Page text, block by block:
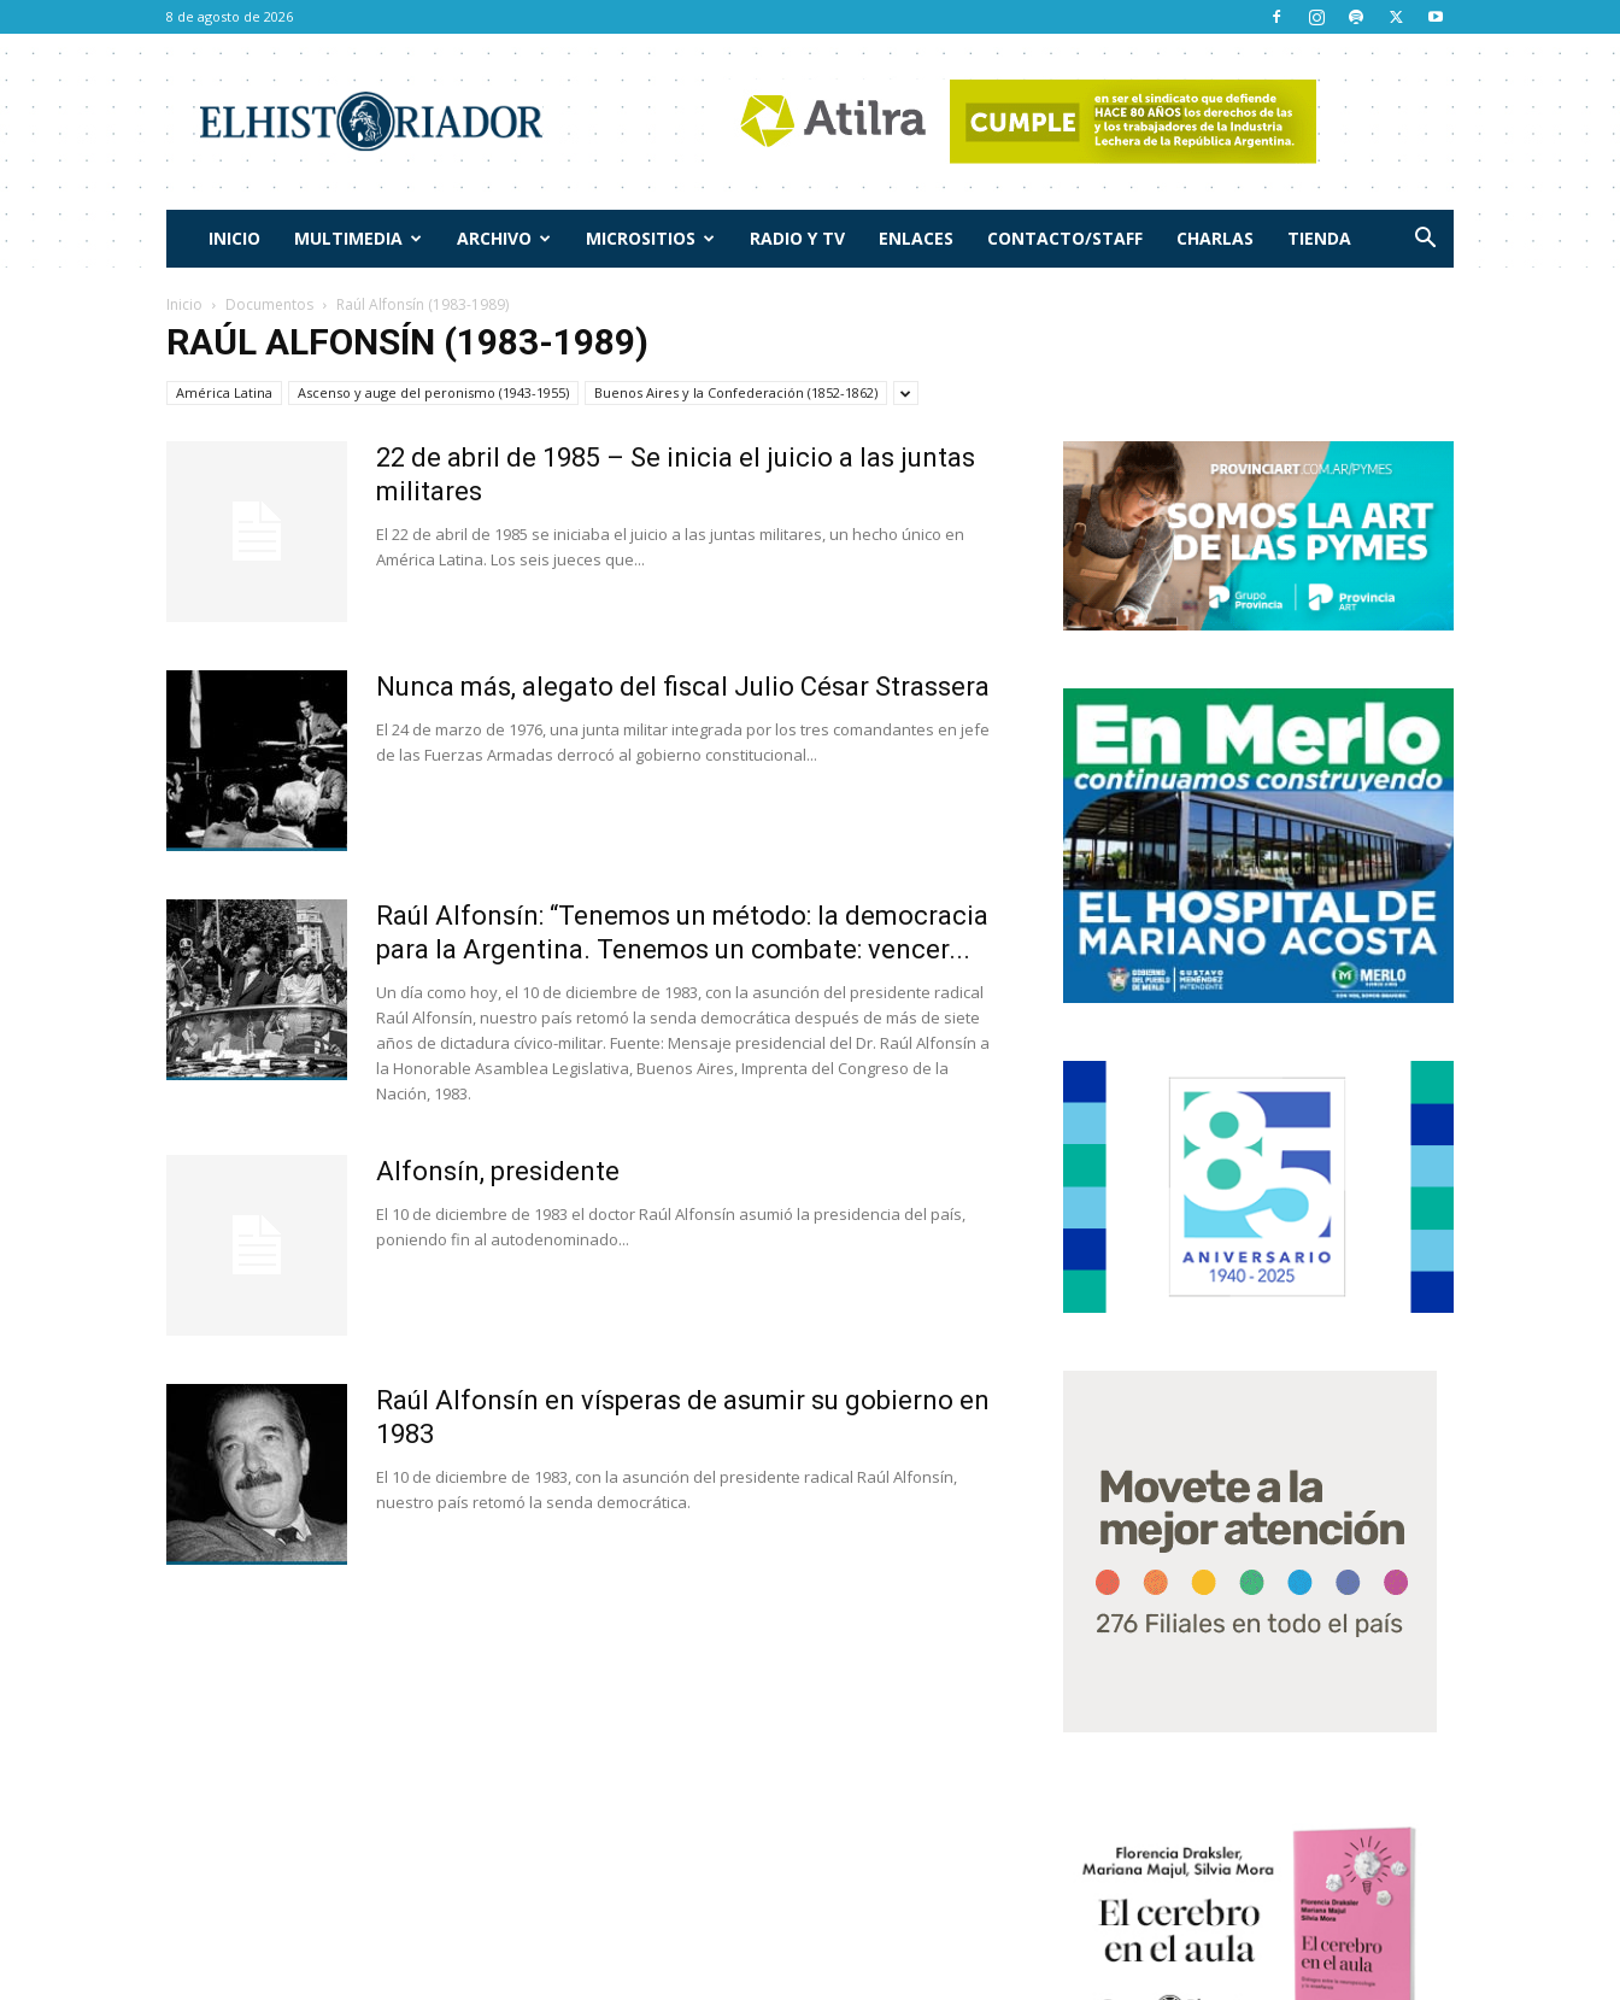
8 de agosto de 2026
Historiador
INICIO MULTIMEDIA ARCHIVO MICROSITIOS RADIO Y TV ENLACES CONTACTO/STAFF CHARLAS TIENDA
Inicio Documentos Raúl Alfonsín (1983-1989)
RAÚL ALFONSÍN (1983-1989)
América Latina Ascenso y auge del peronismo (1943-1955) Buenos Aires y la Confederación (1852-1862)
22 de abril de 1985 – Se inicia el juicio a las juntas
militares
El 22 de abril de 1985 se iniciaba el juicio a las juntas militares, un hecho único en
América Latina. Los seis jueces que...
Nunca más, alegato del fiscal Julio César Strassera
El 24 de marzo de 1976, una junta militar integrada por los tres comandantes en jefe
de las Fuerzas Armadas derrocó al gobierno constitucional...
Raúl Alfonsín: “Tenemos un método: la democracia
para la Argentina. Tenemos un combate: vencer...
Un día como hoy, el 10 de diciembre de 1983, con la asunción del presidente radical
Raúl Alfonsín, nuestro país retomó la senda democrática después de más de siete
años de dictadura cívico-militar. Fuente: Mensaje presidencial del Dr. Raúl Alfonsín a
la Honorable Asamblea Legislativa, Buenos Aires, Imprenta del Congreso de la
Nación, 1983.
Alfonsín, presidente
El 10 de diciembre de 1983 el doctor Raúl Alfonsín asumió la presidencia del país,
poniendo fin al autodenominado...
Raúl Alfonsín en vísperas de asumir su gobierno en
1983
El 10 de diciembre de 1983, con la asunción del presidente radical Raúl Alfonsín,
nuestro país retomó la senda democrática.